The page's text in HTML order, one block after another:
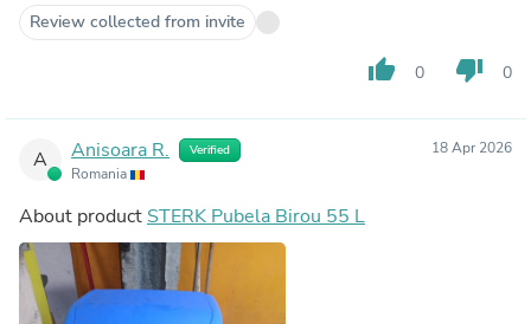
Review collected from invite
thumb_up 0 thumb_down 0
A Anisoara R. Verified
Romania
18 Apr 2026
About product STERK Pubela Birou 55 L